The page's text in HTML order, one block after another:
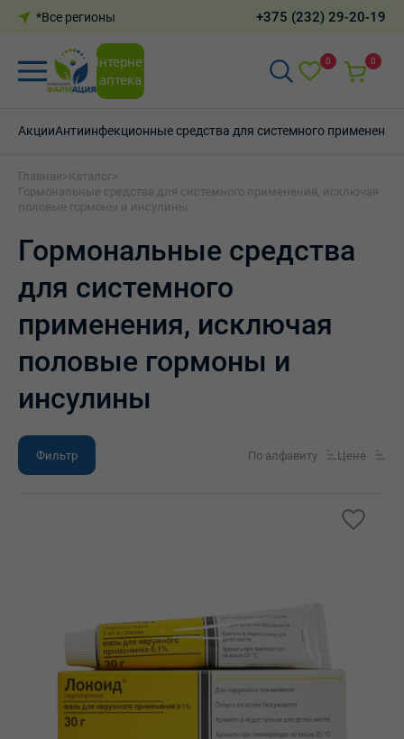
*Все регионы +375 (232) 29-20-19
Интернет-
аптека
0 0
АкцииАнтиинфекционные средства для системного применения
Главная >Каталог>
Гормональные средства для системного применения, исключая
половые гормоны и инсулины
Гормональные средства
для системного
применения, исключая
половые гормоны и
инсулины
Фильтр По алфавиту Цене